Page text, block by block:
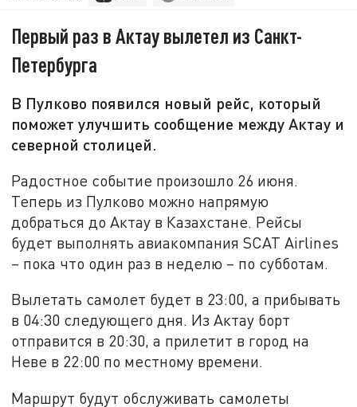
Первый раз в Актау вылетел из Санкт-
Петербурга
В Пулково появился новый рейс, который
поможет улучшить сообщение между Актау и
северной столицей.
Радостное событие произошло 26 июня.
Теперь из Пулково можно напрямую
добраться до Актау в Казахстане. Рейсы
будет выполнять авиакомпания SCAT Airlines
– пока что один раз в неделю – по субботам.
Вылетать самолет будет в 23:00, а прибывать
в 04:30 следующего дня. Из Актау борт
отправится в 20:30, а прилетит в город на
Неве в 22:00 по местному времени.
Маршрут будут обслуживать самолеты